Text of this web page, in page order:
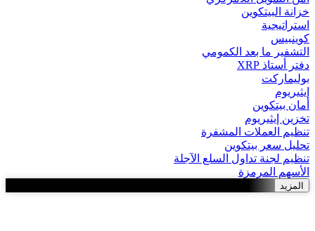
خزانة البيتكوين
استراتيجية
كوينبيس
التشفير ما بعد الكمومي
دفتر أستاذ XRP
بوليماركت
إيثيريوم
أمان بيتكوين
تخزين إيثيريوم
تنظيم العملات المشفرة
تحليل سعر بيتكوين
تنظيم لجنة تداول السلع الآجلة
الأسهم المرمزة
المزيد